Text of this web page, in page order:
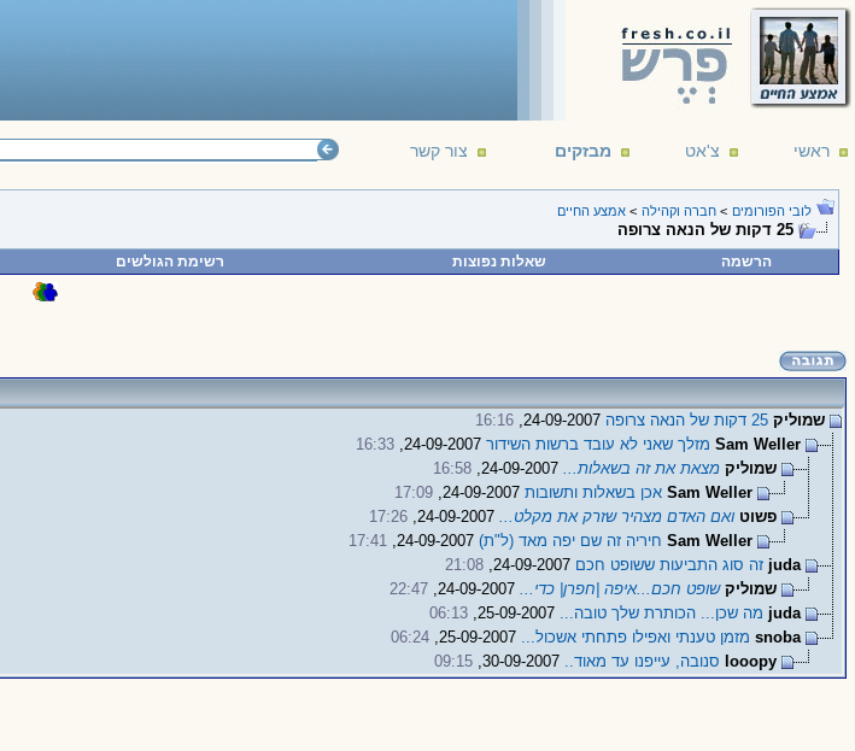
ראשי צ'אט מבזקים צור קשר
לובי הפורומים > חברה וקהילה > אמצע החיים
25 דקות של הנאה צרופה
הרשמה שאלות נפוצות רשימת הגולשים
שמוליק 25 דקות של הנאה צרופה
16:16
Sam Weller מזלך שאני לא עובד ברשות השידור24-09-2007,
16:33
שמוליק מצאת את זה בשאלות...24-09-2007,
16:58
Sam Weller אכן בשאלות ותשובות24-09-2007,
17:09
פשוט ואם האדם מצהיר שזרק את מקלט...24-09-2007,
17:26
Sam Weller חיריה זה שם יפה מאד (ל"ת)24-09-2007,
17:41
juda זה סוג התביעות ששופט חכם
21:08
שמוליק שופט חכם...איפה |חפרן| כדי...24-09-2007,
22:47
juda מה שכן... הכותרת שלך טובה...
06:13
snoba מזמן טענתי ואפילו פתחתי אשכול...
06:24
looopy סנובה, עייפנו עד מאוד.. 09:15